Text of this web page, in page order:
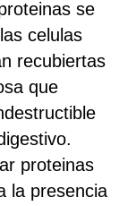
se
celulas
recubiertas
que
proteinas
la presencia